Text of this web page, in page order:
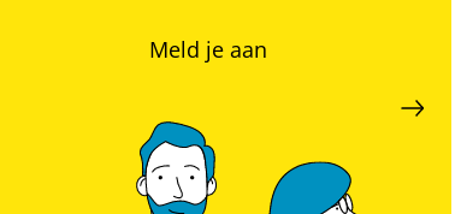
Meld je aan